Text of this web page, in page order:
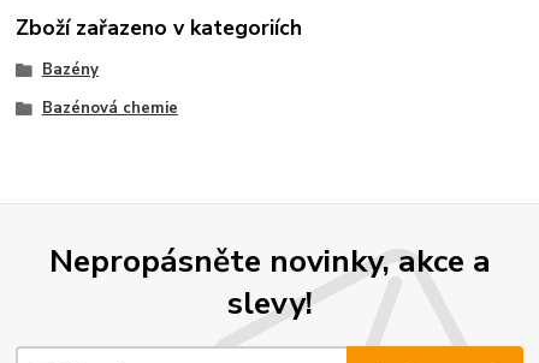
Zboží zařazeno v kategoriích
Bazény
Bazénová chemie
Nepropásněte novinky, akce a
slevy!